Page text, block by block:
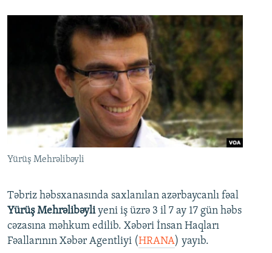
Yürüş Mehrəlibəyli
Təbriz həbsxanasında saxlanılan azərbaycanlı fəal
Yürüş Mehrəlibəyliyeni iş üzrə 3 il 7 ay 17 gün həbs
cəzasına məhkum edilib. Xəbəri İnsan Haqları
Fəallarının Xəbər Agentliyi (HRANA) yayıb.